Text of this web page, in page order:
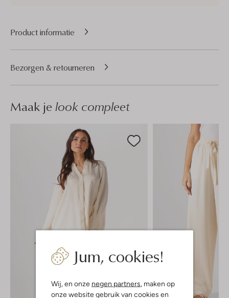
Jum, cookies!
Wij, en onze negen partners, maken op
onze website gebruik van cookies en
Product informatie
Bezorgen & retourneren
Maak je look compleet